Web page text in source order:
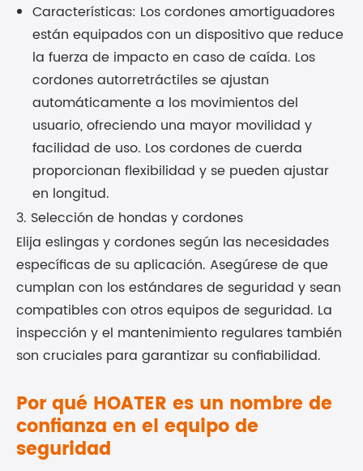
Características: Los cordones amortiguadores
están equipados con un dispositivo que reduce
la fuerza de impacto en caso de caída. Los
cordones autorretráctiles se ajustan
automáticamente a los movimientos del
usuario, ofreciendo una mayor movilidad y
facilidad de uso. Los cordones de cuerda
proporcionan flexibilidad y se pueden ajustar
en longitud.
3. Selección de hondas y cordones
Elija eslingas y cordones según las necesidades
específicas de su aplicación. Asegúrese de que
cumplan con los estándares de seguridad y sean
compatibles con otros equipos de seguridad. La
inspección y el mantenimiento regulares también
son cruciales para garantizar su confiabilidad.
Por qué HOATER es un nombre de
confianza en el equipo de
seguridad